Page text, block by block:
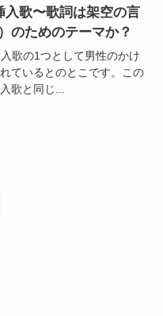
入歌〜歌詞は架空の言
のためのテーマか？
歌の1つとして男性のかけ
ているとのとこです。この
歌と同じ...